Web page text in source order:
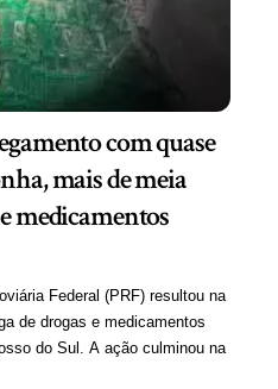
com quase
mais de meia
medicamentos
Federal (PRF) resultou na
de drogas e medicamentos
do Sul. A ação culminou na